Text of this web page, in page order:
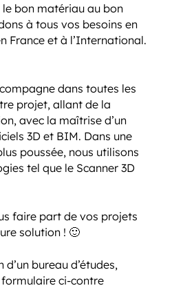
le bon matériau au bon
à tous vos besoins en
France et à l’International.
dans toutes les
projet, allant de la
avec la maîtrise d’un
3D et BIM. Dans une
poussée, nous utilisons
tel que le Scanner 3D
faire part de vos projets
solution ! 🙂
bureau d’études,
ci-contre